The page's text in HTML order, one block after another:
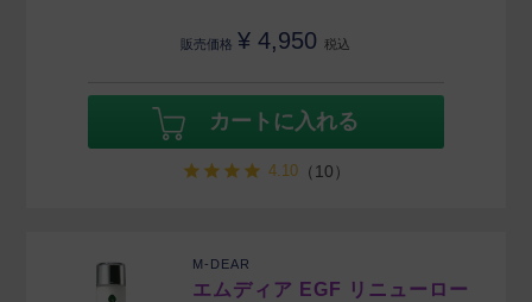
販売価格 ¥ 4,950 税込
カートに入れる
4.10 （10）
M-DEAR
エムディア EGF リニューロー